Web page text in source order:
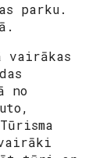
parku.
vairākas
no